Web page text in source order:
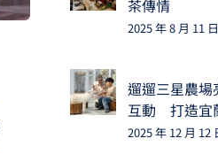
茶傳情
2025 年 8 月 11 日
遛遛三星農
互動 打造宜
2025 年 12 月 12